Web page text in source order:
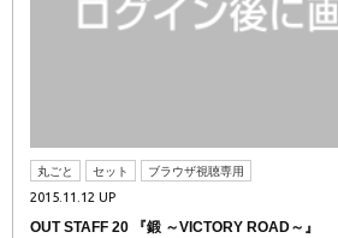
丸ごと セット ブラウザ視聴専用
2015.11.12 UP
OUT STAFF 20 『鍛 ～VICTORY ROAD～』